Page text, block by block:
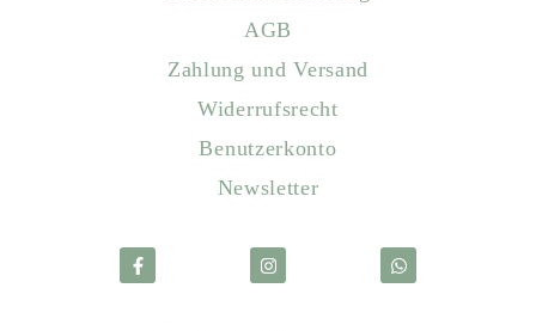
AGB
Zahlung und Versand
Widerrufsrecht
Benutzerkonto
Newsletter